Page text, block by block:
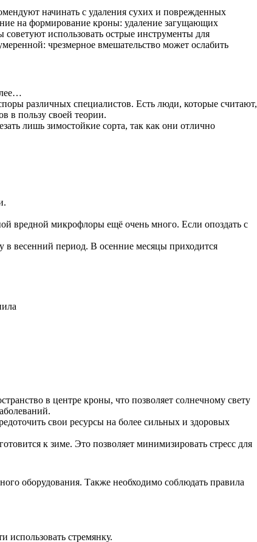
начинать с удаления сухих и поврежденных
на формирование кроны: удаление загущающих
использовать острые инструменты для
чрезмерное вмешательство может ослабить
различных специалистов. Есть люди, которые считают,
в пользу своей теории.
лишь зимостойкие сорта, так как они отлично
вредной микрофлоры ещё очень много. Если опоздать с
весенний период. В осенние месяцы приходится
в центре кроны, что позволяет солнечному свету
свои ресурсы на более сильных и здоровых
к зиме. Это позволяет минимизировать стресс для
оборудования. Также необходимо соблюдать правила
использовать стремянку.